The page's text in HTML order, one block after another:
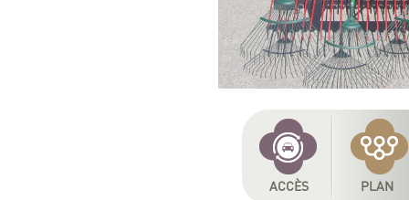
ACCÈS PLAN